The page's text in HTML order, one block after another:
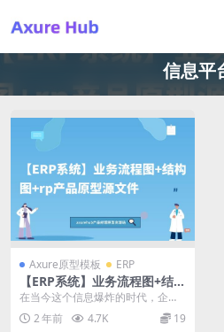
信息平
Axure原型模板 ERP
【ERP系统】业务流程图+结构
图+rp产品原型源文件
在当今这个信息爆炸的时代，企业
面临着前所未有的挑战和机遇。如
何有效地整合和管理企...
2 年前 4.7K 19